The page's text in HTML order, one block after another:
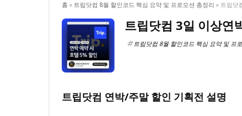
홈 » 트립닷컴 8월 할인코드 핵심 요약 및 프로모션 총정리 » 트립닷
트립닷컴 3일 이상연
트립닷컴 8월 할인코드 핵심 요약 및 프
트립닷컴 연박/주말 할인 기획전 설명